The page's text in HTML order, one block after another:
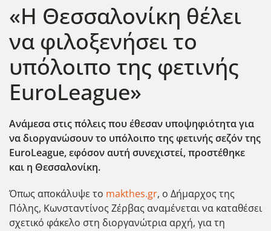
«Η Θεσσαλονίκη θέλει
να φιλοξενήσει το
υπόλοιπο της φετινής
EuroLeague»
Ανάμεσα στις πόλεις που έθεσαν υποψηφιότητα για
να διοργανώσουν το υπόλοιπο της φετινής σεζόν της
EuroLeague, εφόσον αυτή συνεχιστεί, προστέθηκε
και η Θεσσαλονίκη.
Όπως αποκάλυψε το makthes.gr, o Δήμαρχος της
Πόλης, Κωνσταντίνος Ζέρβας αναμένεται να καταθέσει
σχετικό φάκελο στη διοργανώτρια αρχή, για τη